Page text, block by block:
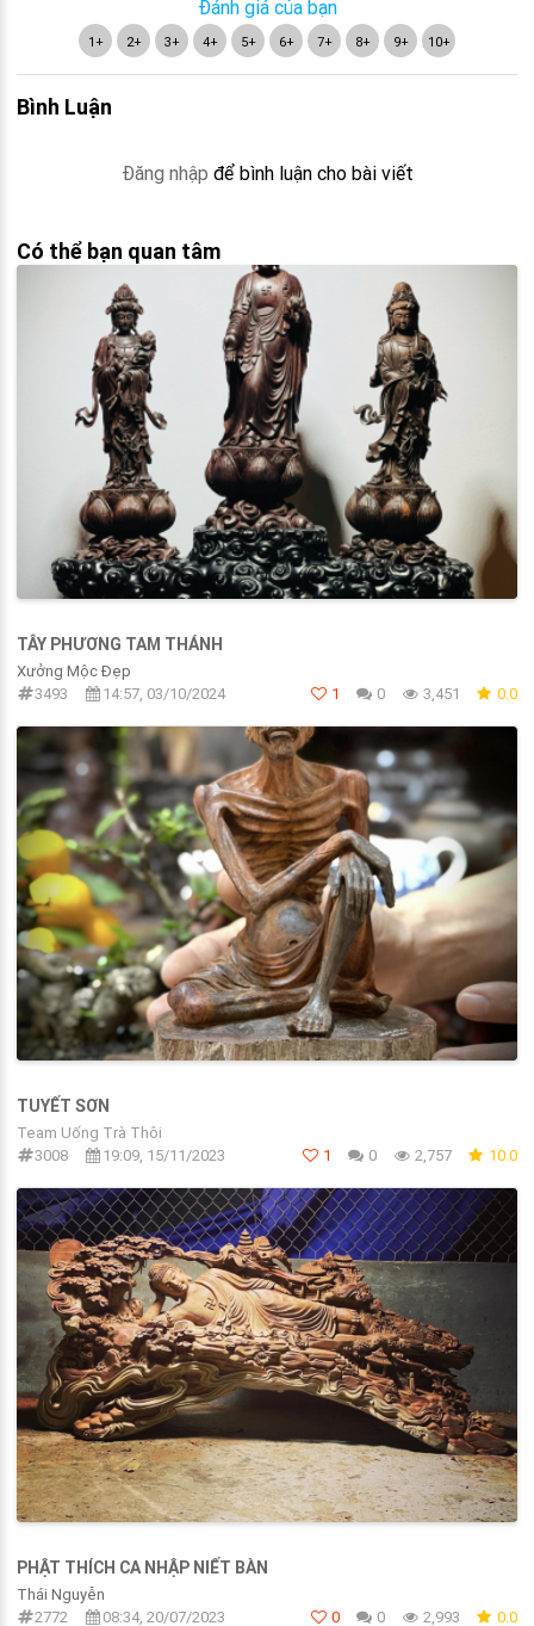
Đánh giá của bạn
1+ 2+ 3+ 4+ 5+ 6+ 7+ 8+ 9+ 10+
Bình Luận
Đăng nhập để bình luận cho bài viết
Có thể bạn quan tâm
TÂY PHƯƠNG TAM THÁNH
Xưởng Mộc Đẹp
3493
14:57, 03/10/2024 1 0 3,451 0.0
TUYẾT SƠN
Team Uống Trà Thôi
3008
19:09, 15/11/2023 1 0 2,757 10.0
PHẬT THÍCH CA NHẬP NIẾT BÀN
Thái Nguyễn
2772
08:34, 20/07/2023 0 0 2,993 0.0